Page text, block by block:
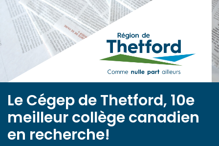
submenu (Documentation )
Le Cégep de Thetford, 10e
meilleur collège canadien
en recherche!